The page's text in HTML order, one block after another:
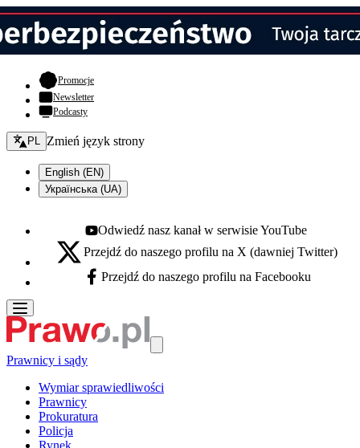
Promocje- otwiera się w nowej karcie
Newsletter
Podcasty
Zmień język - bieżący:
PL Zmień język strony
English (EN)
Українська (UA)
Youtube - otwiera się w nowej karcie
Odwiedź nasz kanał w serwisie YouTube
X - otwiera się w nowej karcie
Przejdź do naszego profilu na X (dawniej Twitter)
Facebook - otwiera się w nowej karcie
Przejdź do naszego profilu na Facebooku
Prawnicy i sądy
Wymiar sprawiedliwości
Prawnicy
Prokuratura
Policja